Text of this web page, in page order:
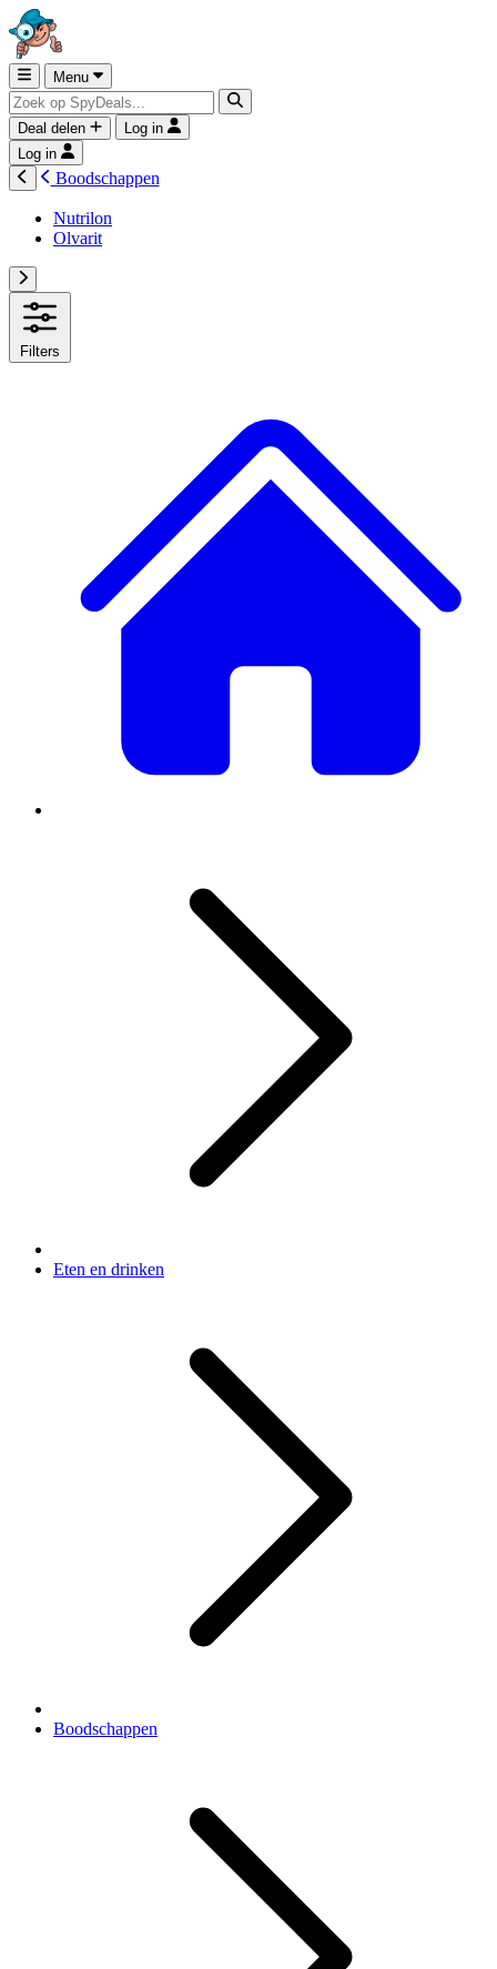
Menu
Deal delen
Log in
Log in
Boodschappen
Nutrilon
Olvarit
Filters
Eten en drinken
Boodschappen